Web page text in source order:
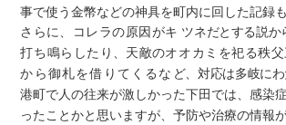
事で使う金幣などの神具を町内に回した記録
さらに、コレラの原因がキ ツネだとする説か
打ち鳴らした り 、天敵のオオカミを祀る秩
から御札を借りてくるな ど、対応は多岐に
港町で人の往来が激しかった下田では、感染
ったことかと思いますが、予防や治療の情報